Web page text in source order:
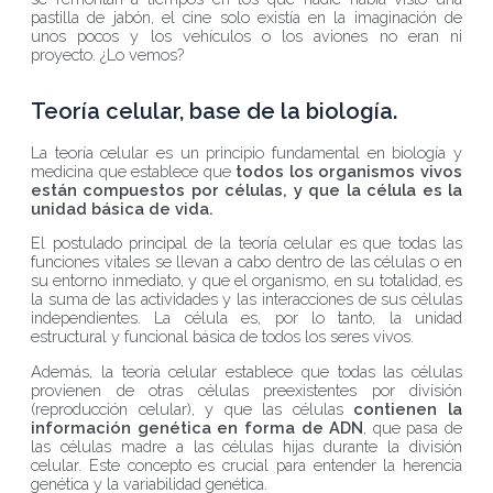
pastilla de jabón, el cine solo existía en la imaginación de
unos pocos y los vehículos o los aviones no eran ni
proyecto. ¿Lo vemos?
Teoría celular, base de la biología.
La teoría celular es un principio fundamental en biología y
medicina que establece que todos los organismos vivos
están compuestos por células, y que la célula es la
unidad básica de vida.
El postulado principal de la teoría celular es que todas las
funciones vitales se llevan a cabo dentro de las células o en
su entorno inmediato, y que el organismo, en su totalidad, es
la suma de las actividades y las interacciones de sus células
independientes. La célula es, por lo tanto, la unidad
estructural y funcional básica de todos los seres vivos.
Además, la teoría celular establece que todas las células
provienen de otras células preexistentes por división
(reproducción celular), y que las células contienen la
información genética en forma de ADN , que pasa de
las células madre a las células hijas durante la división
celular. Este concepto es crucial para entender la herencia
genética y la variabilidad genética.